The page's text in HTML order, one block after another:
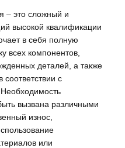
– это сложный и
высокой квалификации
в себя полную
всех компонентов,
деталей, а также
соответствии с
вызвана различными
износ,
или